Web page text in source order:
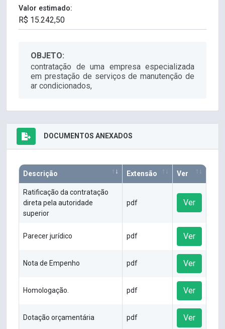
Valor estimado:
OBJETO:
contratação de uma empresa especializada
em prestação de serviços de manutenção de
ar condicionados,
DOCUMENTOS ANEXADOS
Descrição Extensão Ver
Ratificação da contratação
direta pela autoridade
superior
pdf Ver
Parecer jurídico pdf Ver
Nota de Empenho pdf Ver
Homologação. pdf Ver
Dotação orçamentária pdf Ver